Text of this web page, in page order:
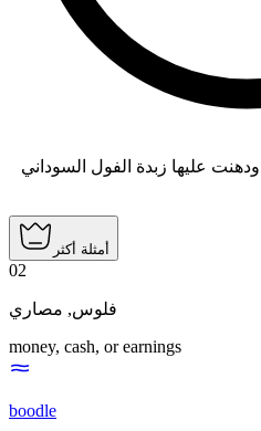
ودهنت عليها زبدة الفول السوداني
أمثلة أكثر
02
فلوس, مصاري
money, cash, or earnings
boodle